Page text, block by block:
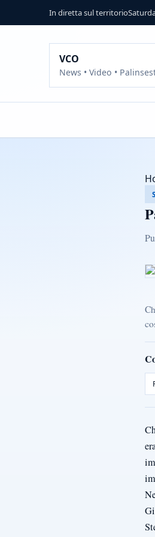
In diretta sul territorio
VCO
News • Video •